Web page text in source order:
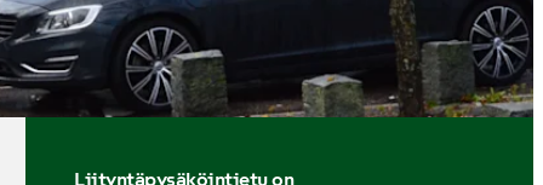
Liityntäpysäköintietu on